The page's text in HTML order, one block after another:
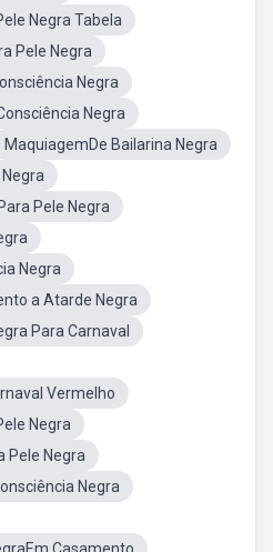
Negra Tabela
Pele Negra
Negra
Negra
MaquiagemDe Bailarina Negra
Pele Negra
Negra
a Atarde Negra
Para Carnaval
Vermelho
Negra
Pele Negra
Negra